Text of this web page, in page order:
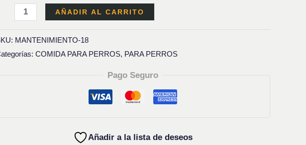
AÑADIR AL CARRITO
MANTENIMIENTO-18
COMIDA PARA PERROS, PARA PERROS
Pago Seguro
Añadir a la lista de deseos